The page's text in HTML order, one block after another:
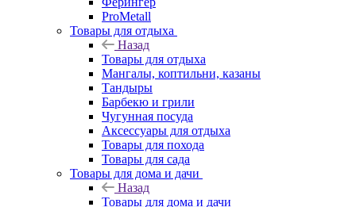
ProMetall
Товары для отдыха
Назад
Товары для отдыха
Мангалы, коптильни, казаны
Тандыры
Барбекю и грили
Чугунная посуда
Аксессуары для отдыха
Товары для похода
Товары для сада
Товары для дома и дачи
Назад
Товары для дома и дачи